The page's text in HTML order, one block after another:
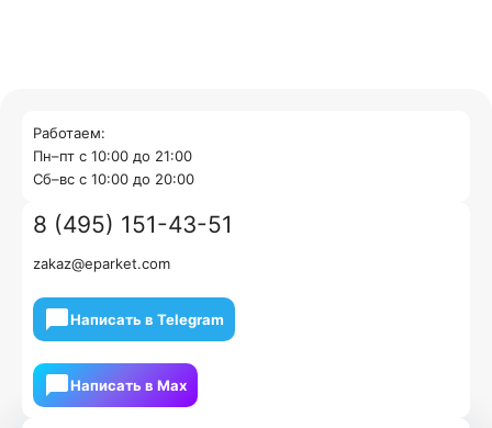
Работаем:
Пн–пт с 10:00 до 21:00
Cб–вс с 10:00 до 20:00
8 (495) 151-43-51
zakaz@eparket.com
Написать в Telegram
Написать в Мах